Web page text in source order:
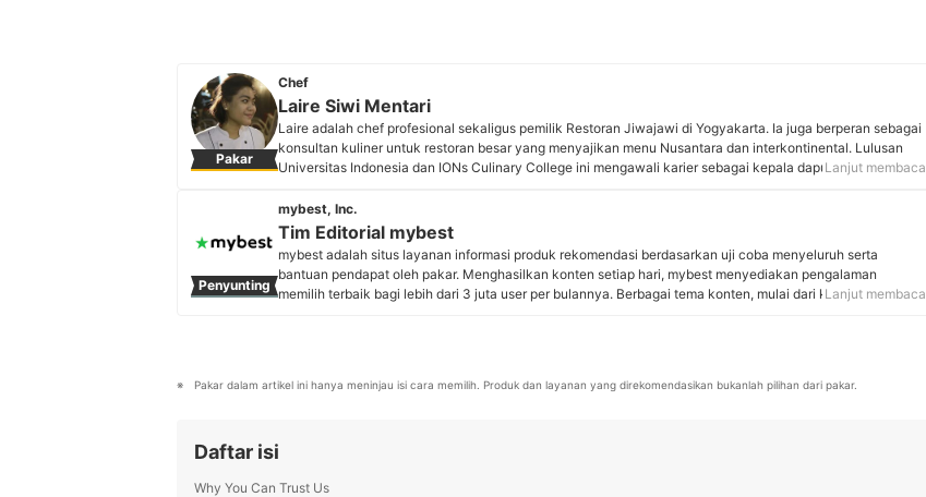
Pakar
Chef
Laire Siwi Mentari
Laire adalah chef profesional sekaligus pemilik Restoran Jiwajawi di Yogyakarta. Ia juga berperan sebagai
konsultan kuliner untuk restoran besar yang menyajikan menu Nusantara dan interkontinental. Lulusan
Universitas Indonesia dan IONs Culinary College ini mengawali karier sebagai kepala dapur di beberapa
program CSR PT Djarum serta menulis buku "Kelana Lidah Jawa". Ia juga kerap berkolaborasi dengan
restoran hotel dan mengadakan jamuan makan privat.
Profil Laire Siwi Mentari
Lanjut membaca
Penyunting
mybest, Inc.
Tim Editorial mybest
mybest adalah situs layanan informasi produk rekomendasi berdasarkan uji coba menyeluruh serta
bantuan pendapat oleh pakar. Menghasilkan konten setiap hari, mybest menyediakan pengalaman
memilih terbaik bagi lebih dari 3 juta user per bulannya. Berbagai tema konten, mulai dari kosmetik,
Lanjut membaca
Pakar dalam artikel ini hanya meninjau isi cara memilih. Produk dan layanan yang direkomendasikan bukanlah pilihan dari pakar.
Daftar isi
Why You Can Trust Us